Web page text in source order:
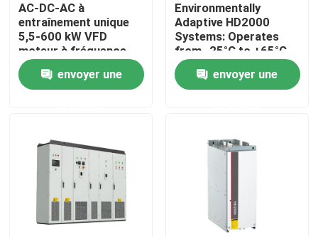
À la maison
Produits
À propos de nous
Visite de l'usine
AC-DC-AC à
entraînement unique
5,5-600 kW VFD
moteur à fréquence
variable pour le levage
envoyer une
Environmentally
Adaptive HD2000
Systems: Operates
from -25°C to +65°C
and Humidity Up to
85%
envoyer une